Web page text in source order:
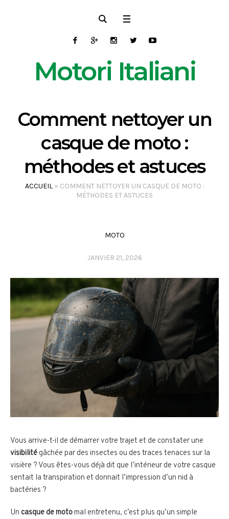
Motori Italiani
Comment nettoyer un
casque de moto :
méthodes et astuces
ACCUEIL» COMMENT NETTOYER UN CASQUE DE MOTO :
MÉTHODES ET ASTUCES
MOTO
JANVIER 21, 2026
Vous arrive-t-il de démarrer votre trajet et de constater une
visibilité gâchée par des insectes ou des traces tenaces sur la
visière ? Vous êtes-vous déjà dit que l’intérieur de votre casque
sentait la transpiration et donnait l’impression d’un nid à
bactéries ?
Un casque de motomal entretenu, c’est plus qu’un simple